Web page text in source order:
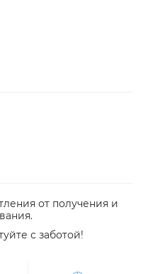
от получения и
с заботой!